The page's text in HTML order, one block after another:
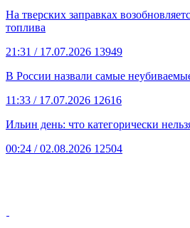
На тверских заправках
топлива
21:31 / 17.07.2026 13949
В России назвали самые
11:33 / 17.07.2026 12616
Ильин день: что категорически
00:24 / 02.08.2026 12504